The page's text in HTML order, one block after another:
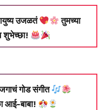
उजळतं
तुमच्या
शुभेच्छा!
गोड संगीत
आई-बाबा!